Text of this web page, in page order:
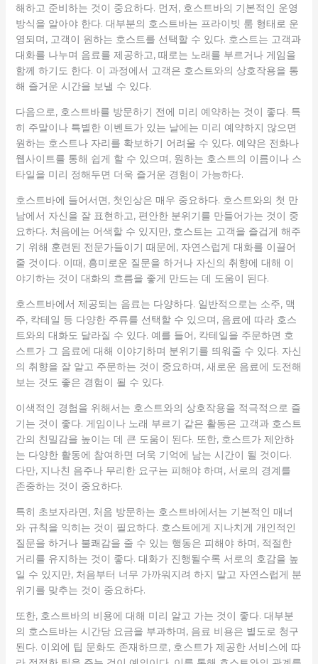
해하고 준비하는 것이 중요하다. 먼저, 호스트바의 기본적인 운영
방식을 알아야 한다. 대부분의 호스트바는 프라이빗 룸 형태로 운
영되며, 고객이 원하는 호스트를 선택할 수 있다. 호스트는 고객과
대화를 나누며 음료를 제공하고, 때로는 노래를 부르거나 게임을
함께 하기도 한다. 이 과정에서 고객은 호스트와의 상호작용을 통
해 즐거운 시간을 보낼 수 있다.
다음으로, 호스트바를 방문하기 전에 미리 예약하는 것이 좋다. 특
히 주말이나 특별한 이벤트가 있는 날에는 미리 예약하지 않으면
원하는 호스트나 자리를 확보하기 어려울 수 있다. 예약은 전화나
웹사이트를 통해 쉽게 할 수 있으며, 원하는 호스트의 이름이나 스
타일을 미리 정해두면 더욱 즐거운 경험이 가능하다.
호스트바에 들어서면, 첫인상은 매우 중요하다. 호스트와의 첫 만
남에서 자신을 잘 표현하고, 편안한 분위기를 만들어가는 것이 중
요하다. 처음에는 어색할 수 있지만, 호스트는 고객을 즐겁게 해주
기 위해 훈련된 전문가들이기 때문에, 자연스럽게 대화를 이끌어
줄 것이다. 이때, 흥미로운 질문을 하거나 자신의 취향에 대해 이
야기하는 것이 대화의 흐름을 좋게 만드는 데 도움이 된다.
호스트바에서 제공되는 음료는 다양하다. 일반적으로는 소주, 맥
주, 칵테일 등 다양한 주류를 선택할 수 있으며, 음료에 따라 호스
트와의 대화도 달라질 수 있다. 예를 들어, 칵테일을 주문하면 호
스트가 그 음료에 대해 이야기하며 분위기를 띄워줄 수 있다. 자신
의 취향을 잘 알고 주문하는 것이 중요하며, 새로운 음료에 도전해
보는 것도 좋은 경험이 될 수 있다.
이색적인 경험을 위해서는 호스트와의 상호작용을 적극적으로 즐
기는 것이 좋다. 게임이나 노래 부르기 같은 활동은 고객과 호스트
간의 친밀감을 높이는 데 큰 도움이 된다. 또한, 호스트가 제안하
는 다양한 활동에 참여하면 더욱 기억에 남는 시간이 될 것이다.
다만, 지나친 음주나 무리한 요구는 피해야 하며, 서로의 경계를
존중하는 것이 중요하다.
특히 초보자라면, 처음 방문하는 호스트바에서는 기본적인 매너
와 규칙을 익히는 것이 필요하다. 호스트에게 지나치게 개인적인
질문을 하거나 불쾌감을 줄 수 있는 행동은 피해야 하며, 적절한
거리를 유지하는 것이 좋다. 대화가 진행될수록 서로의 호감을 높
일 수 있지만, 처음부터 너무 가까워지려 하지 말고 자연스럽게 분
위기를 맞추는 것이 중요하다.
또한, 호스트바의 비용에 대해 미리 알고 가는 것이 좋다. 대부분
의 호스트바는 시간당 요금을 부과하며, 음료 비용은 별도로 청구
된다. 이외에 팁 문화도 존재하므로, 호스트가 제공한 서비스에 따